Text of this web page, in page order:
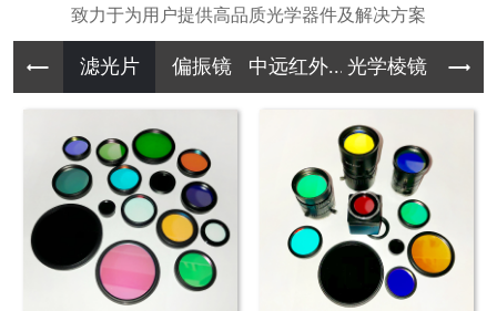
滤光片 偏振镜 中远红外... 光学棱镜 其它